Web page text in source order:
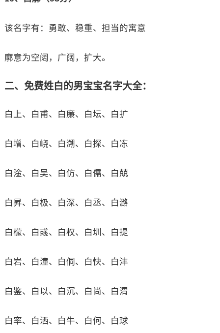
该名字有：勇敢、稳重、担当的寓意
廓意为空阔，广阔，扩大。
二、免费姓白的男宝宝名字大全：
白上、白甫、白廉、白坛、白扩
白增、白峣、白溯、白探、白冻
白淦、白吴、白仿、白儒、白兢
白昇、白极、白深、白丞、白潞
白檬、白彧、白权、白圳、白提
白岩、白潼、白侗、白快、白沣
白鉴、白以、白沉、白尚、白渭
白率、白洒、白牛、白何、白球